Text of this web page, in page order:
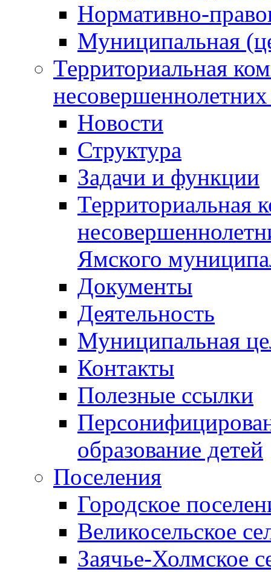
Нормативно-
Муниципальная
Территориальная
Новости
Структура
Задачи и функции
Территориальная
Ямского
Документы
Деятельность
Муниципальная
Контакты
Полезные ссылки
образование детей
Поселения
Городское
Великосельское
Заячье-Холмское